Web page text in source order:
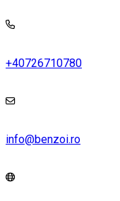
+40726710780
info@benzoi.ro